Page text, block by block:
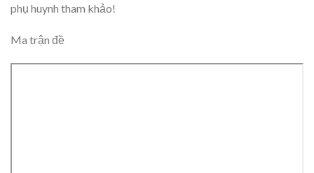
phụ huynh tham khảo!
Ma trận đề